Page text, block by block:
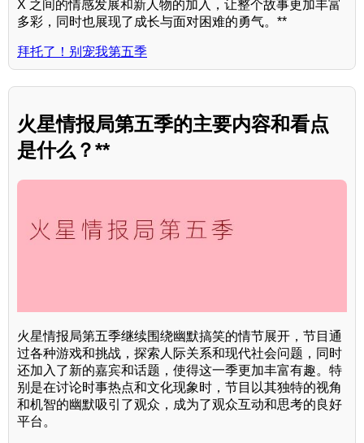
X 之间的情感发展和新人物的加入，让整个故事更加丰富
多彩，同时也展现了成长与面对困难的勇气。**
拜托了！别宠我第五季
火星情报局第五季的主要内容和看点
是什么？**
火星情报局第五季继续围绕幽默搞笑的情节展开，节目通
过各种游戏和挑战，探索人际关系和现代社会问题，同时
还加入了新的嘉宾和话题，使得这一季更加丰富有趣。特
别是在讨论时事热点和文化现象时，节目以其独特的视角
和机智的幽默吸引了观众，成为了观众互动和思考的良好
平台。